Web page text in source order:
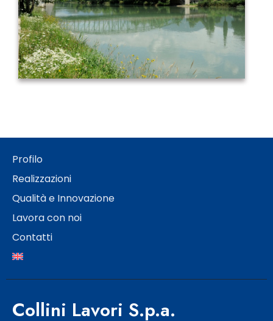
Profilo
Realizzazioni
Qualità e Innovazione
Lavora con noi
Contatti
Collini Lavori S.p.a.